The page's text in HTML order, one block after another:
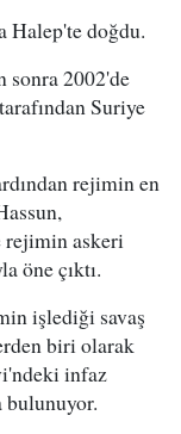
Halep'te doğdu.
sonra 2002'de
Suriye
rejimin en
rejimin askeri
öne çıktı.
işlediği savaş
biri olarak
infaz
bulunuyor.